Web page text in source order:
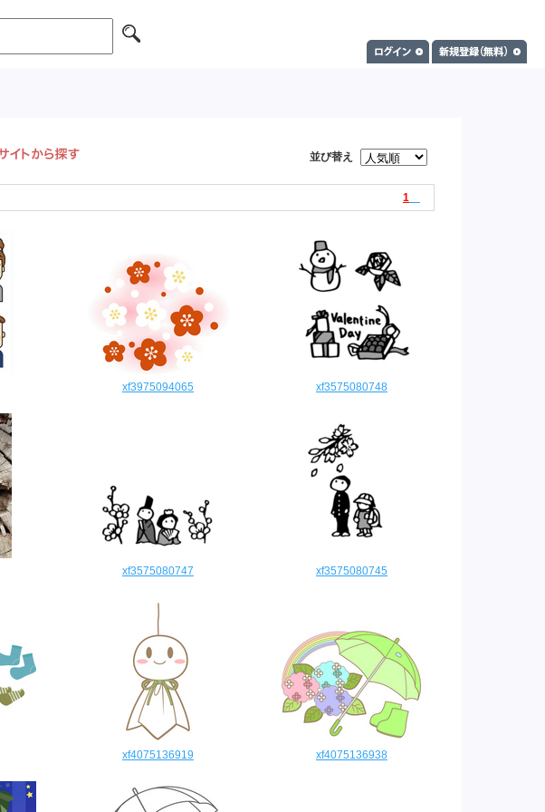
並び替え
1
xf3975094065 xf3575080748
xf3575080747 xf3575080745
xf4075136919 xf4075136938